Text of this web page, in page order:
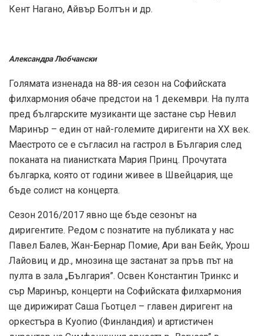
Кент Нагано, Айвър Болтън и др.
Александра Любчански
Голямата изненада на 88-ия сезон на Софийската
филхармония обаче предстои на 1 декември. На пулта
пред българските музиканти ще застане сър Невил
Маринър – един от най-големите диригенти на ХХ век.
Маестрото се е съгласил на гастрол в България след
поканата на пианистката Мария Принц. Прочутата
българка, която от години живее в Швейцария, ще
бъде солист на концерта.
Сезон 2016/2017 явно ще бъде сезонът на
диригентите. Редом с познатите на публиката у нас
Павел Балев, Жан-Бернар Помие, Ари ван Бейк, Урош
Лайовиц и др., мнозина ще застанат за пръв път на
пулта в зала „България”. Освен Константин Тринкс и
сър Маринър, концерти на Софийската филхармония
ще дирижират Саша Гьотцел – главен диригент на
оркестъра в Куопио (Финландия) и артистичен